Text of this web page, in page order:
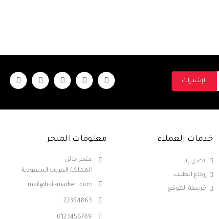
الإشتراك
خدمات العملاء
اتصل بنا
إرجاع الطلب
خريطة الموقع
معلومات المتجر
متجر حائل
المملكة العربيه السعودية
mail@hail-market.com
22354863
0123456789